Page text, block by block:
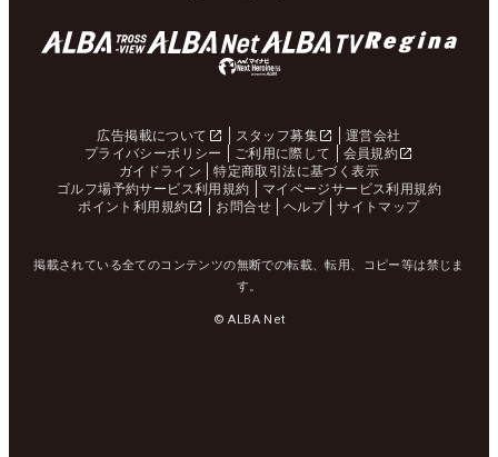
広告掲載について スタッフ募集
運営会社
プライバシーポリシー
ご利用に際して
会員規約
ガイドライン
特定商取引法に基づく表示
ゴルフ場予約サービス利用規約
マイページサービス利用規約
ポイント利用規約
お問合せ ヘルプ サイトマップ
掲載されている全てのコンテンツの無断での転載、転用、コピー等は禁じま
す。
© ALBA Net